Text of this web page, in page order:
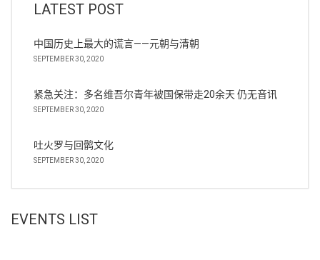
LATEST POST
中国历史上最大的谎言——元朝与清朝
SEPTEMBER 30, 2020
紧急关注：多名维吾尔青年被国保带走20余天 仍无音讯
SEPTEMBER 30, 2020
吐火罗与回鹘文化
SEPTEMBER 30, 2020
EVENTS LIST